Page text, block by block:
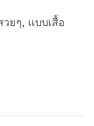
วยๆ, แบบเสื้อ